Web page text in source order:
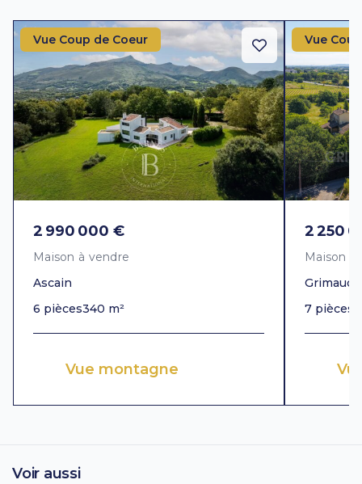
Vue Coup de Coeur
2 990 000 €
Maison à vendre
Ascain
6 pièces340 m²
Vue montagne
Vue
2 250
Maison à
Grimaud
7 pièces
Voir aussi